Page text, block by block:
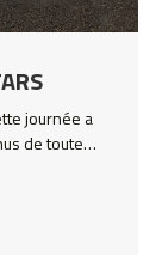
journée a
de toute…